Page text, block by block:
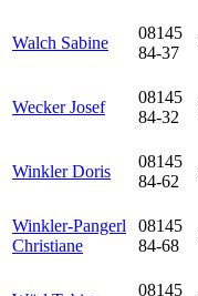
Walch Sabine
08145
84-37
Wecker Josef
08145
84-32
Winkler Doris
08145
84-62
Winkler-Pangerl
Christiane
08145
84-68
08145